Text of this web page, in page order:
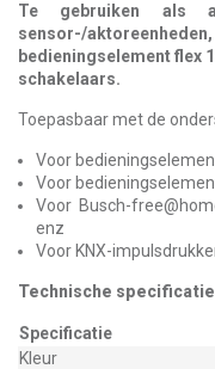
Te gebruiken als
sensor-/
bedieningselement flex
schakelaars.
Toepasbaar met de
Voor
Voor
Voor Busch-
enz
Voor KNX-
Technische
Specificatie
Kleur